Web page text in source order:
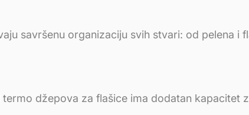
savršenu organizaciju svih stvari: od pelena i
džepova za flašice ima dodatan kapacitet